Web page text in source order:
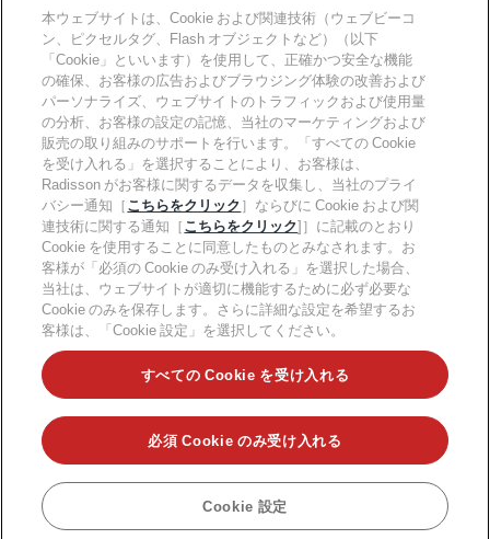
予約
ラディソンホテルアプリ
スポーツ認定ホテル
ファミリーフレンドリーホテル
健康と安全
Radisson Hotel Group
メディア
キャリアRHG
採用情報PPHE
採用情報EHL
The Club by RHG
能力開発の機会
責任あるビジネス
調達
法務
プライバシー通知
法的通知
Radisson Rewardsの利用規約
サイト使用許諾契約書
デジタルアクセシビリティ
現代奴隷制に関する声明
ヘルプ
消費者アラート
連絡先
よくある質問
サイトマップ
ソーシャルメディア
Radisson Hotels ブランド
人気のお得な情報をお見逃しなく
©2026Radisson Hotel Group.All rights reserved.RHG Radisson Hotel
Group、Radisson、Radisson RED、Radisson Blu、Radisson
Collection、Radisson Individuals、Park Plaza、Park Inn、Country Inn &
Suites、Prize by Radisson、Radisson Rewards、および Radisson
Meetings は Radisson Hotel Group の登録商標です。
本ウェブサイトは、Cookie および関連技術（ウェブビーコ
ン、ピクセルタグ、Flash オブジェクトなど）（以下
「Cookie」といいます）を使用して、正確かつ安全な機能
の確保、お客様の広告およびブラウジング体験の改善および
パーソナライズ、ウェブサイトのトラフィックおよび使用量
の分析、お客様の設定の記憶、当社のマーケティングおよび
販売の取り組みのサポートを行います。「すべての Cookie
を受け入れる」を選択することにより、お客様は、
Radisson がお客様に関するデータを収集し、当社のプライ
バシー通知［こちらをクリック］ならびに Cookie および関
連技術に関する通知［こちらをクリック]］に記載のとおり
Cookie を使用することに同意したものとみなされます。お
客様が「必須の Cookie のみ受け入れる」を選択した場合、
当社は、ウェブサイトが適切に機能するために必ず必要な
Cookie のみを保存します。さらに詳細な設定を希望するお
客様は、「Cookie 設定」を選択してください。
すべての Cookie を受け入れる
必須 Cookie のみ受け入れる
Cookie 設定